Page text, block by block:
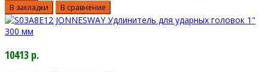
В закладки
В сравнение
10413 р.